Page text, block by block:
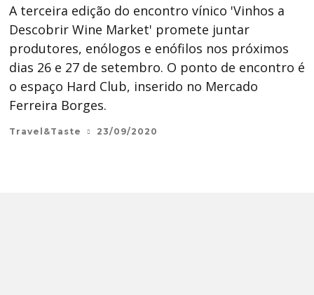
A terceira edição do encontro vínico 'Vinhos a
Descobrir Wine Market' promete juntar
produtores, enólogos e enófilos nos próximos
dias 26 e 27 de setembro. O ponto de encontro é
o espaço Hard Club, inserido no Mercado
Ferreira Borges.
Travel&Taste 23/09/2020